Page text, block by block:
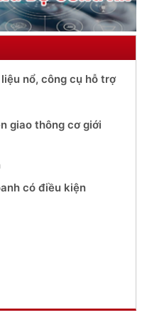
nổ, công cụ hỗ trợ
giao thông cơ giới
có điều kiện